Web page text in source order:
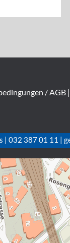
/ AGB|
032 387 01 11 |